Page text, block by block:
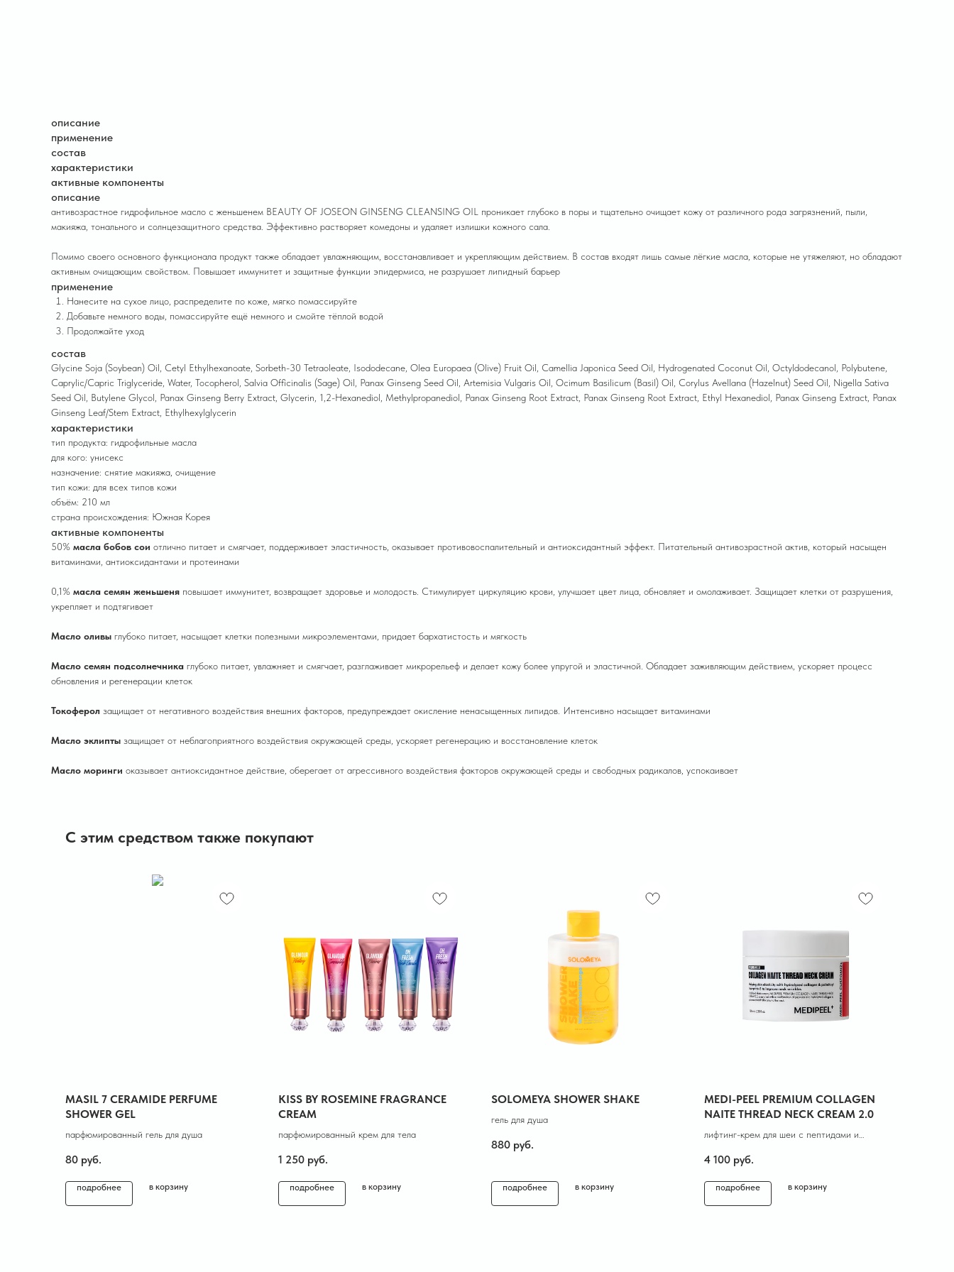
описание
применение
состав
характеристики
активные компоненты
описание
антивозрастное гидрофильное масло с женьшенем BEAUTY OF JOSEON GINSENG CLEANSING OIL проникает глубоко в поры и тщательно очищает кожу от различного рода загрязнений, пыли,
макияжа, тонального и солнцезащитного средства. Эффективно растворяет комедоны и удаляет излишки кожного сала.
Помимо своего основного функционала продукт также обладает увлажняющим, восстанавливает и укрепляющим действием. В состав входят лишь самые лёгкие масла, которые не утяжеляют, но обладают
активным очищающим свойством. Повышает иммунитет и защитные функции эпидермиса, не разрушает липидный барьер
применение
Нанесите на сухое лицо, распределите по коже, мягко помассируйте
Добавьте немного воды, помассируйте ещё немного и смойте тёплой водой
Продолжайте уход
состав
Glycine Soja (Soybean) Oil, Cetyl Ethylhexanoate, Sorbeth-30 Tetraoleate, Isododecane, Olea Europaea (Olive) Fruit Oil, Camellia Japonica Seed Oil, Hydrogenated Coconut Oil, Octyldodecanol, Polybutene,
Caprylic/Capric Triglyceride, Water, Tocopherol, Salvia Officinalis (Sage) Oil, Panax Ginseng Seed Oil, Artemisia Vulgaris Oil, Ocimum Basilicum (Basil) Oil, Corylus Avellana (Hazelnut) Seed Oil, Nigella Sativa
Seed Oil, Butylene Glycol, Panax Ginseng Berry Extract, Glycerin, 1,2-Hexanediol, Methylpropanediol, Panax Ginseng Root Extract, Panax Ginseng Root Extract, Ethyl Hexanediol, Panax Ginseng Extract, Panax
Ginseng Leaf/Stem Extract, Ethylhexylglycerin
характеристики
тип продукта: гидрофильные масла
для кого: унисекс
назначение: снятие макияжа, очищение
тип кожи: для всех типов кожи
объём: 210 мл
страна происхождения: Южная Корея
активные компоненты
50% масла бобов сои отлично питает и смягчает, поддерживает эластичность, оказывает противовоспалительный и антиоксидантный эффект. Питательный антивозрастной актив, который насыщен
витаминами, антиоксидантами и протеинами
0,1% масла семян женьшеня повышает иммунитет, возвращает здоровье и молодость. Стимулирует циркуляцию крови, улучшает цвет лица, обновляет и омолаживает. Защищает клетки от разрушения,
укрепляет и подтягивает
Масло оливы глубоко питает, насыщает клетки полезными микроэлементами, придает бархатистость и мягкость
Масло семян подсолнечника глубоко питает, увлажняет и смягчает, разглаживает микрорельеф и делает кожу более упругой и эластичной. Обладает заживляющим действием, ускоряет процесс
обновления и регенерации клеток
Токоферол защищает от негативного воздействия внешних факторов, предупреждает окисление ненасыщенных липидов. Интенсивно насыщает витаминами
Масло эклипты защищает от неблагоприятного воздействия окружающей среды, ускоряет регенерацию и восстановление клеток
Масло моринги оказывает антиоксидантное действие, оберегает от агрессивного воздействия факторов окружающей среды и свободных радикалов, успокаивает
С этим средством также покупают
MASIL 7 CERAMIDE PERFUME
SHOWER GEL
парфюмированный гель для душ а
80 руб.
подробнее в корзину
KISS BY ROSEMINE FRAGRANCE
CREAM
парфюмированный крем для тела
1 250 руб.
подробнее в корзину
SOLOMEYA SHOWER SHAKE
гель для душа
880 руб.
подробнее в корзину
MEDI-PEEL PREMIUM COLLAGEN
NAITE THREAD NECK CREAM 2.0
лифтинг-крем для шеи с пептидами и
4 100 руб.
подробнее в корзину